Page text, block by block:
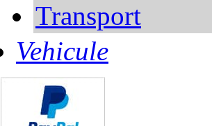
Transport
Vehicule